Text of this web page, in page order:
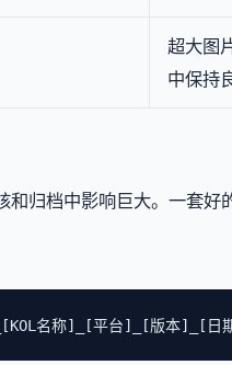
超大图
中保持
归档中影响巨大。一套好
名称]_[平台]_[版本]_[日